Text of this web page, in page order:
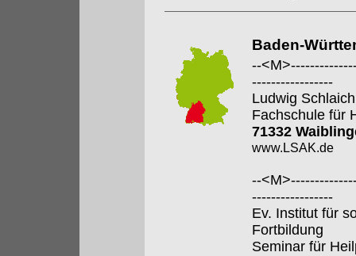
Baden-
--
-----------------
Ludwig
Fachschule für
71332
www.LSAK.de
--
-----------------
Ev. Institut für
Fortbildung
Seminar für